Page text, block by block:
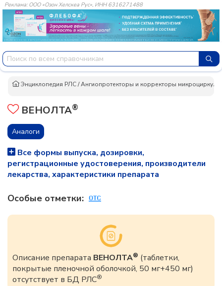
Реклама: ООО «Озон Хелскеа Рус», ИНН 6316271488
Энциклопедия РЛС/Ангиопротекторы и корректоры
ВЕНОЛТА®
Аналоги
Все формы выпуска, дозировки,
регистрационные удостоверения, производители
лекарства, характеристики препарата
Особые отметки:
Описание препарата ВЕНОЛТА® (таблетки,
покрытые пленочной оболочкой, 50 мг+450 мг)
отсутствует в БД РЛС®